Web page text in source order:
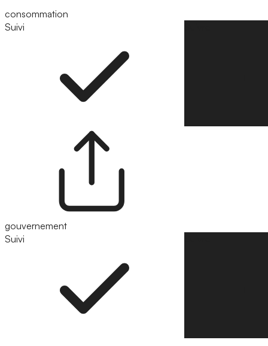
consommation
Suivi
gouvernement
Suivi